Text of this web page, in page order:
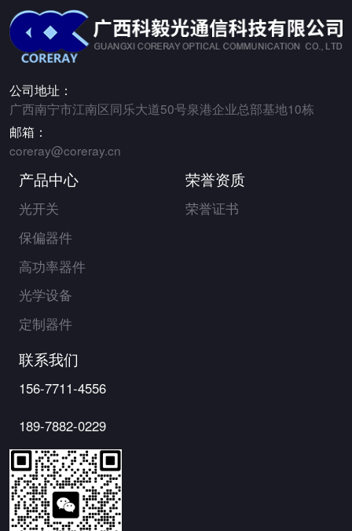
公司地址：
广西南宁市江南区同乐大道50号泉港企业总部基地10栋
邮箱：
coreray@coreray.cn
产品中心
光开关
保偏器件
高功率器件
光学设备
定制器件
荣誉资质
荣誉证书
联系我们
156-7711-4556
189-7882-0229